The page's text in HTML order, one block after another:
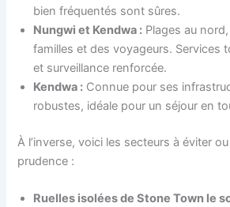
bien fréquentés sont sûres.
Nungwi et Kendwa : Plages au
familles et des voyageurs. Services
et surveillance renforcée.
Kendwa : Connue pour ses
robustes, idéale pour un séjour en
À l’inverse, voici les secteurs à éviter
prudence :
Ruelles isolées de Stone Town le